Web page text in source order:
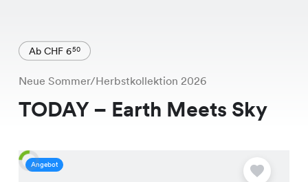
Ab CHF 650
Neue Sommer/Herbstkollektion 2026
TODAY – Earth Meets Sky
Angebot